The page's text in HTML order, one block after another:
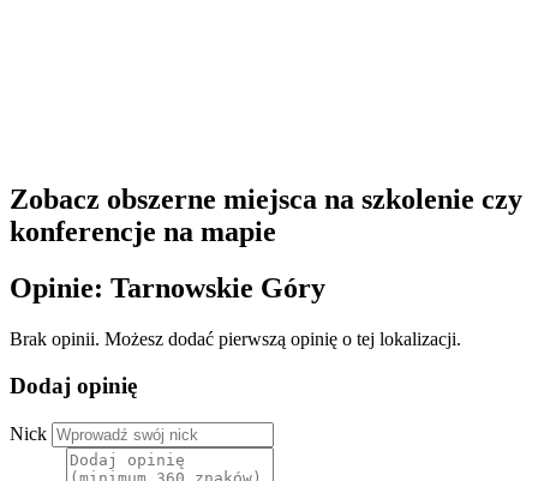
Zobacz obszerne miejsca na szkolenie czy
konferencje na mapie
Opinie: Tarnowskie Góry
Brak opinii. Możesz dodać pierwszą opinię o tej lokalizacji.
Dodaj opinię
Nick